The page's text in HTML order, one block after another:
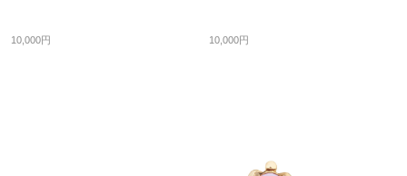
10,000円 10,000円